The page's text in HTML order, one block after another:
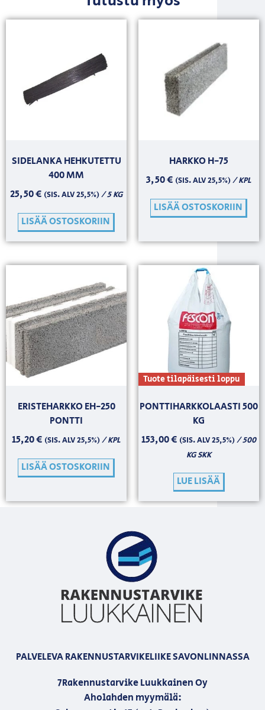
SIDELANKA HEHKUTETTU
400 MM
25,50€ (SIS. ALV 25,5%)/ 5 KG
LISÄÄ OSTOSKORIIN
HARKKO H-75
3,50€ (SIS. ALV 25,5%)/ KPL
LISÄÄ OSTOSKORIIN
ERISTEHARKKO EH-250
PONTTI
15,20€ (SIS. ALV 25,5%)/ KPL
LISÄÄ OSTOSKORIIN
Tuote tilapäisesti loppu
PONTTIHARKKOLAASTI 500
KG
153,00€ (SIS. ALV 25,5%)/ 500
KG SKK
LUE LISÄÄ
PALVELEVA RAKENNUSTARVIKELIIKE SAVONLINNASSA
7Rakennustarvike Luukkainen Oy
Aholahden myymälä: